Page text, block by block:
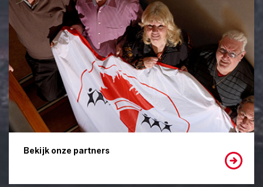
Bekijk onze partners